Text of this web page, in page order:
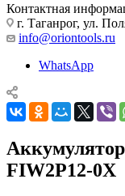
Контактная
г. Таганрог, ул.
info@oriontools.ru
WhatsApp
FIW2P12-0X